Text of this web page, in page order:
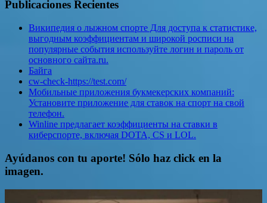
Publicaciones Recientes
Википедия о лыжном спорте Для доступа к статистике,
выгодным коэффициентам и широкой росписи на
популярные события используйте логин и пароль от
основного сайта.ru.
Байга
cw-check-https://test.com/
Мобильные приложения букмекерских компаний:
Установите приложение для ставок на спорт на свой
телефон.
Winline предлагает коэффициенты на ставки в
киберспорте, включая DOTA, CS и LOL.
Ayúdanos con tu aporte! Sólo haz click en la
imagen.